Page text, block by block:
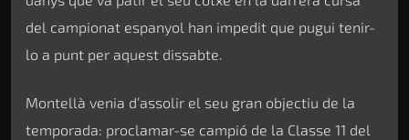
del campionat espanyol han impedit que pugui tenir-
lo a punt per aquest dissabte.
Montellà venia d’assolir el seu gran objectiu de la
temporada: proclamar-se campió de la Classe 11 del